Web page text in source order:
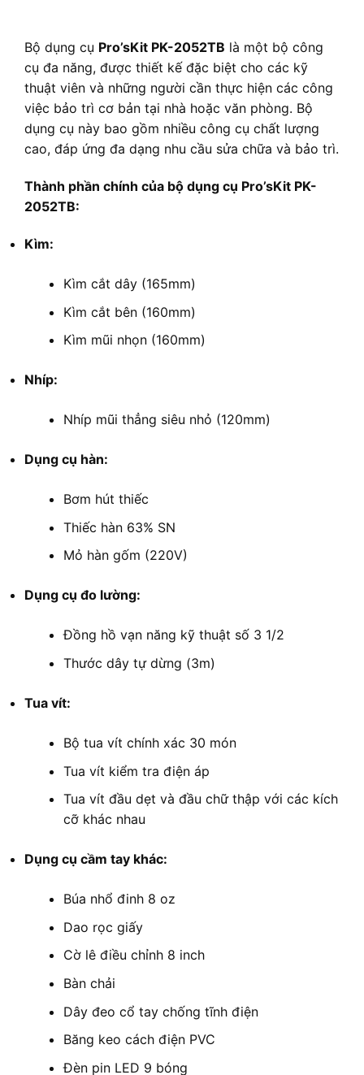
Bộ dụng cụ Pro’sKit PK-2052TB là một bộ công
cụ đa năng, được thiết kế đặc biệt cho các kỹ
thuật viên và những người cần thực hiện các công
việc bảo trì cơ bản tại nhà hoặc văn phòng. Bộ
dụng cụ này bao gồm nhiều công cụ chất lượng
cao, đáp ứng đa dạng nhu cầu sửa chữa và bảo trì.
Thành phần chính của bộ dụng cụ Pro’sKit PK-
2052TB:
Kìm:
Kìm cắt dây (165mm)
Kìm cắt bên (160mm)
Kìm mũi nhọn (160mm)
Nhíp:
Nhíp mũi thẳng siêu nhỏ (120mm)
Dụng cụ hàn:
Bơm hút thiếc
Thiếc hàn 63% SN
Mỏ hàn gốm (220V)
Dụng cụ đo lường:
Đồng hồ vạn năng kỹ thuật số 3 1/2
Thước dây tự dừng (3m)
Tua vít:
Bộ tua vít chính xác 30 món
Tua vít kiểm tra điện áp
Tua vít đầu dẹt và đầu chữ thập với các kích
cỡ khác nhau
Dụng cụ cầm tay khác:
Búa nhổ đinh 8 oz
Dao rọc giấy
Cờ lê điều chỉnh 8 inch
Bàn chải
Dây đeo cổ tay chống tĩnh điện
Băng keo cách điện PVC
Đèn pin LED 9 bóng